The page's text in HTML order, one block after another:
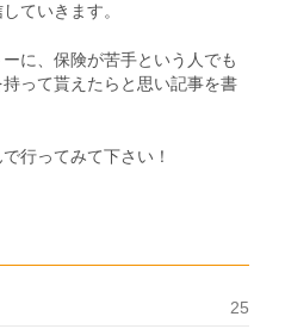
ていきます。
に、保険が苦手という人でも
って貰えたらと思い記事を書
行ってみて下さい！
25